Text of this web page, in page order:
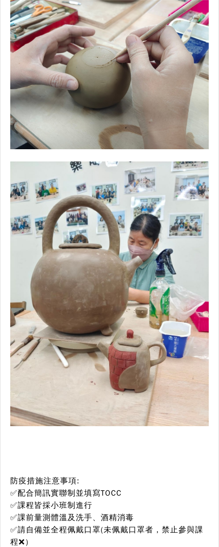
防疫措施注意事項:
✅配合簡訊實聯制並填寫TOCC
✅課程皆採小班制進行
✅課前量測體溫及洗手、酒精消毒
✅請自備並全程佩戴口罩(未佩戴口罩者，禁止參與課
程❌）